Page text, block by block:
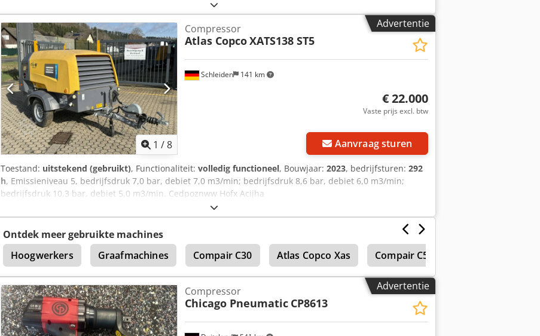
gewichten Leeggewicht: 650 kg Afmetingen (L x B x H): 336 x 139 x 124 cm Functioneel Debiet: 186 m³/h
Netspanning: 12 V CE-markering: ja Staat Algemene staat: gemiddeld Technische staat: goed Optische
staat: gemiddeld Bedrijfsdruk: 7 bar
Advertentie
1 /8
Schleiden 141 km
Compressor
Atlas CopcoXATS138 ST5
€ 22.000
Vaste prijs excl. btw
Aanvraag sturen
Toestand: uitstekend (gebruikt), Functionaliteit: volledig functioneel, Bouwjaar: 2023, bedrijfsturen: 292
h, Emissieniveau 5, bedrijfsdruk 7,0 bar, debiet 7,0 m3/min; bedrijfsdruk 8,6 bar, debiet 6,0 m3/min;
bedrijfsdruk 10,3 bar, debiet 5,0 m3/min. Cedpoznww Hofx Acijha
Ontdek meer gebruikte machines
Hoogwerkers
Graafmachines Compair C30 Atlas Copco Xas Compair C50
Advertentie
Compressor
Chicago Pneumatic CP8613